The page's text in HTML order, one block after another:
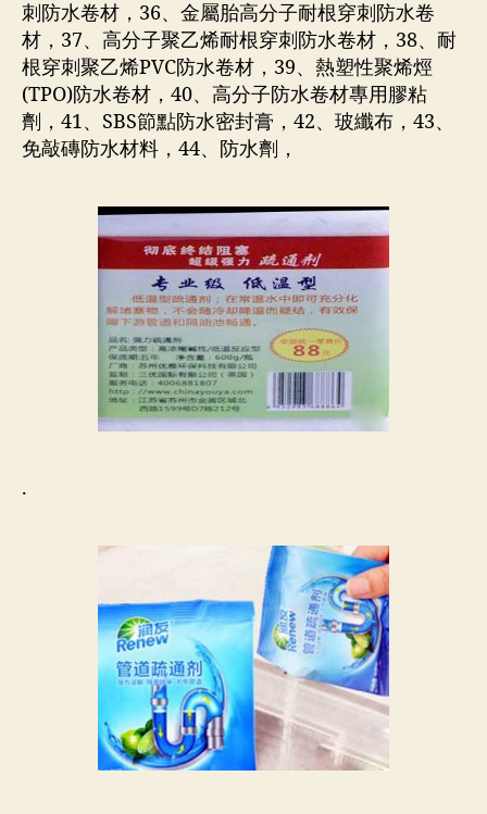
刺防水卷材，36、金屬胎高分子耐根穿刺防水卷
材，37、高分子聚乙烯耐根穿刺防水卷材，38、耐
根穿刺聚乙烯PVC防水卷材，39、熱塑性聚烯烴
(TPO)防水卷材，40、高分子防水卷材專用膠粘
劑，41、SBS節點防水密封膏，42、玻纖布，43、
免敲磚防水材料，44、防水劑，
.